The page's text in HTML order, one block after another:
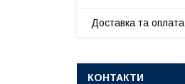
Доставка та оплата
КОНТАКТИ